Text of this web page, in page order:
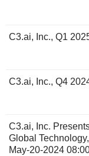
C3.ai, Inc., Q1
C3.ai, Inc., Q4
C3.ai, Inc.
Global
May-20-2024